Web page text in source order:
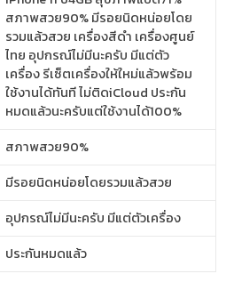
สภาพสวย90% มีรอยนิดหน่อยโดย
รวมแล้วสวย เครื่องสีดำ เครื่องศูนย์
ไทย อุปกรณ์ไม่มีนะครับ มีแต่ตัว
เครื่อง รีเซ็ตเครื่องให้ใหม่แล้วพร้อม
ใช้งานได้ทันที ไม่ติดiCloud ประกัน
หมดแล้วนะครับแต่ใช้งานได้100%
สภาพสวย90%
มีรอยนิดหน่อยโดยรวมแล้วสวย
อุปกรณ์ไม่มีนะครับ มีแต่ตัวเครื่อง
ประกันหมดแล้ว